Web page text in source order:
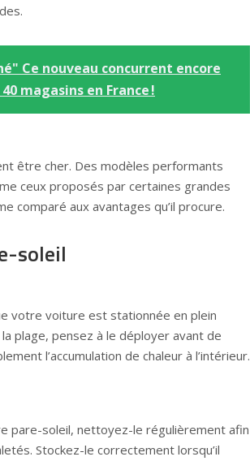
Ce nouveau concurrent encore
magasins en France !
être cher. Des modèles performants
ceux proposés par certaines grandes
comparé aux avantages qu’il procure.
soleil
votre voiture est stationnée en plein
la plage, pensez à le déployer avant de
l’accumulation de chaleur à l’intérieur.
pare-soleil, nettoyez-le régulièrement afin
Stockez-le correctement lorsqu’il